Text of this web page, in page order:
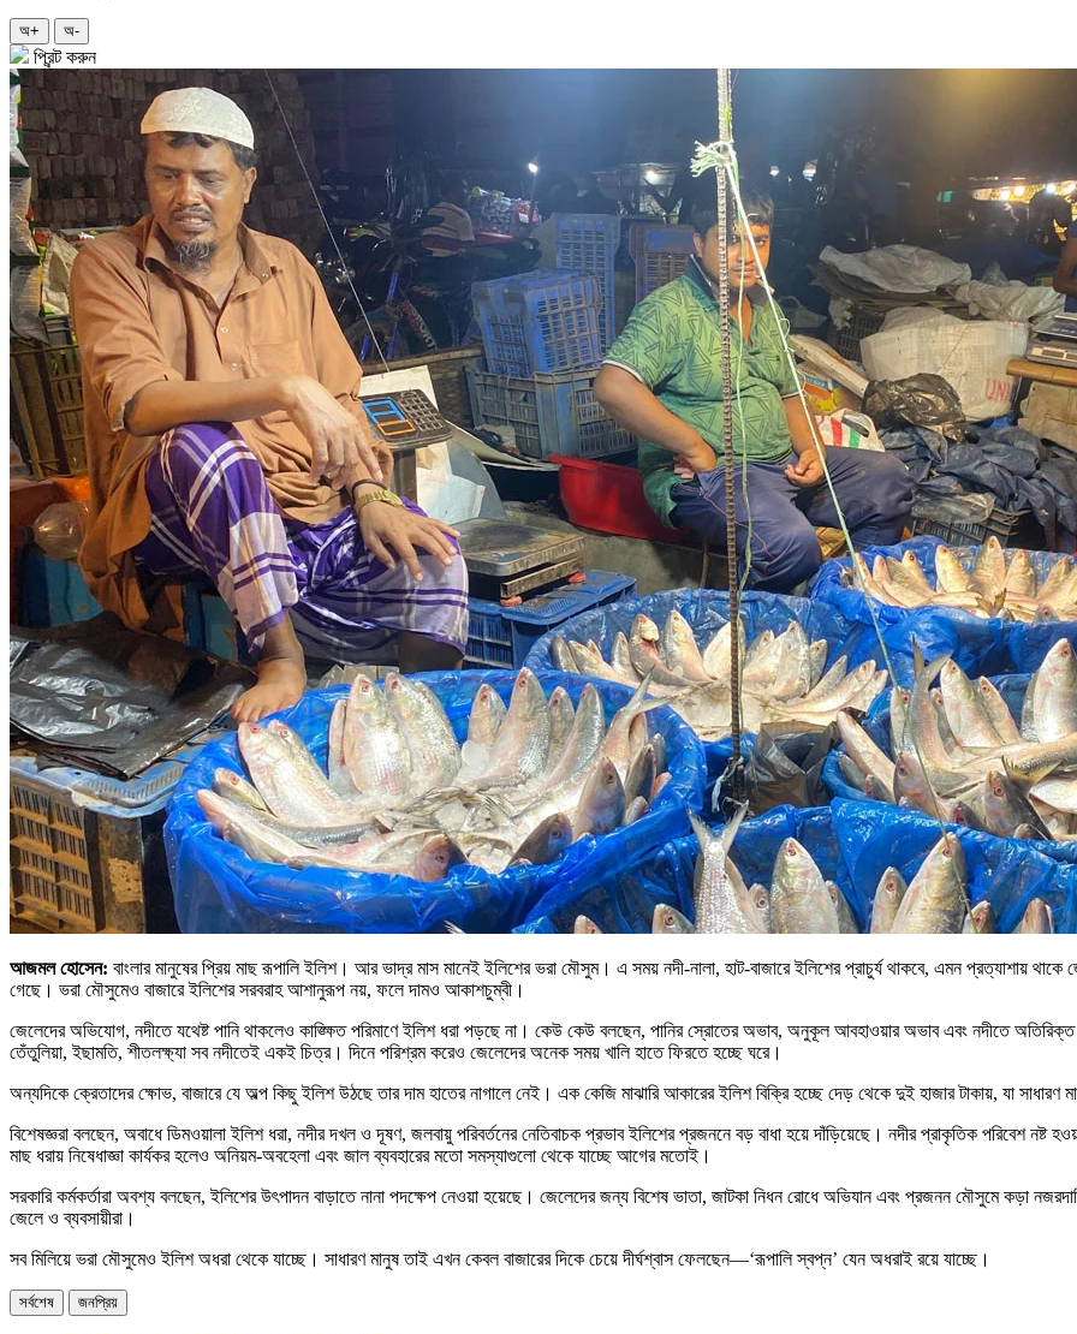
অ+ অ-
প্রিন্ট করুন
আজমল হোসেন: বাংলার মানুষের প্রিয় মাছ রূপালি ইলিশ। আর ভাদ্র মাস মানেই ইলিশের ভরা মৌসুম। এ সময় নদী-নালা, হাট-বাজারে ইলিশের প্রাচুর্য থাকবে, এমন প্রত্যাশায়
গেছে। ভরা মৌসুমেও বাজারে ইলিশের সরবরাহ আশানুরূপ নয়, ফলে দামও আকাশচুম্বী।
জেলেদের অভিযোগ, নদীতে যথেষ্ট পানি থাকলেও কাঙ্ক্ষিত পরিমাণে ইলিশ ধরা পড়ছে না। কেউ কেউ বলছেন, পানির স্রোতের অভাব, অনুকূল আবহাওয়ার অভাব এবং নদীতে অতিরিক্ত
তেঁতুলিয়া, ইছামতি, শীতলক্ষ্যা সব নদীতেই একই চিত্র। দিনে পরিশ্রম করেও জেলেদের অনেক সময় খালি হাতে ফিরতে হচ্ছে ঘরে।
অন্যদিকে ক্রেতাদের ক্ষোভ, বাজারে যে অল্প কিছু ইলিশ উঠছে তার দাম হাতের নাগালে নেই। এক কেজি মাঝারি আকারের ইলিশ বিক্রি হচ্ছে দেড় থেকে দুই হাজার টাকায়, যা সাধারণ
বিশেষজ্ঞরা বলছেন, অবাধে ডিমওয়ালা ইলিশ ধরা, নদীর দখল ও দূষণ, জলবায়ু পরিবর্তনের নেতিবাচক প্রভাব ইলিশের প্রজননে বড় বাধা হয়ে দাঁড়িয়েছে। নদীর প্রাকৃতিক পরিবেশ
মাছ ধরায় নিষেধাজ্ঞা কার্যকর হলেও অনিয়ম-অবহেলা এবং জাল ব্যবহারের মতো সমস্যাগুলো থেকে যাচ্ছে আগের মতোই।
সরকারি কর্মকর্তারা অবশ্য বলছেন, ইলিশের উৎপাদন বাড়াতে নানা পদক্ষেপ নেওয়া হয়েছে। জেলেদের জন্য বিশেষ ভাতা, জাটকা নিধন রোধে অভিযান এবং প্রজনন মৌসুমে কড়া
জেলে ও ব্যবসায়ীরা।
সব মিলিয়ে ভরা মৌসুমেও ইলিশ অধরা থেকে যাচ্ছে। সাধারণ মানুষ তাই এখন কেবল বাজারের দিকে চেয়ে দীর্ঘশ্বাস ফেলছেন—‘রূপালি স্বপ্ন’ যেন অধরাই রয়ে যাচ্ছে।
সর্বশেষ জনপ্রিয়